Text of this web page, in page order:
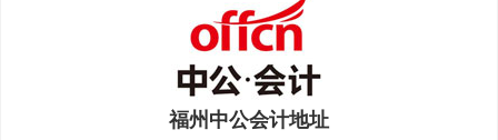
福州中公会计地址